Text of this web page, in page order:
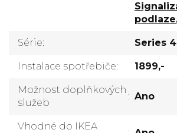
podlaze
Série: Series 4
Instalace spotřebiče: 1899,-
Možnost doplňkových
služeb
: Ano
Vhodné do IKEA